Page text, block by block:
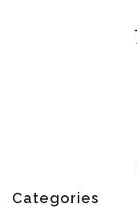
Categories